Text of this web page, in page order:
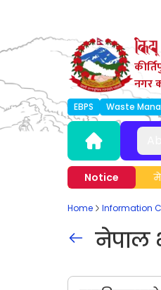
नगर
EBPS Waste
Notice
तालिम सम्बन्धी सूचना।
Home Information
नेपाल